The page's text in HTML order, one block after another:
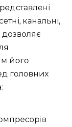
канальні,
дозволяє
його
головних